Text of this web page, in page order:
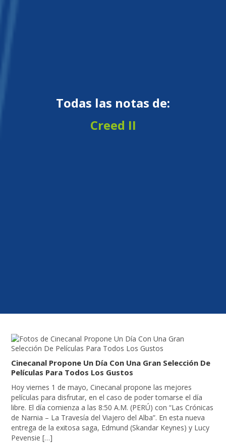
Todas las notas de:
Creed II
Cinecanal Propone Un Día Con Una Gran Selección De
Películas Para Todos Los Gustos
Hoy viernes 1 de mayo, Cinecanal propone las mejores
películas para disfrutar, en el caso de poder tomarse el día
libre. El día comienza a las 8:50 A.M. (PERÚ) con “Las Crónicas
de Narnia – La Travesía del Viajero del Alba”. En esta nueva
entrega de la exitosa saga, Edmund (Skandar Keynes) y Lucy
Pevensie […]